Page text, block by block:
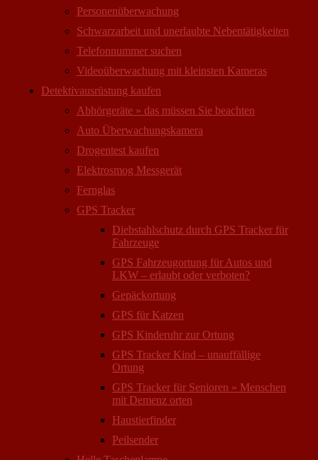
Personen­überwachung
Schwarzarbeit und unerlaubte Nebentätigkeiten
Telefonnummer suchen
Videoüberwachung mit kleinsten Kameras
Detektivausrüstung kaufen
Abhörgeräte » das müssen Sie beachten
Auto Überwachungs­kamera
Drogentest kaufen
Elektrosmog Messgerät
Fernglas
GPS Tracker
Diebstahlschutz durch GPS Tracker für
Fahrzeuge
GPS Fahrzeugortung für Autos und
LKW – erlaubt oder verboten?
Gepäckortung
GPS für Katzen
GPS Kinderuhr zur Ortung
GPS Tracker Kind – unauffällige
Ortung
GPS Tracker für Senioren » Menschen
mit Demenz orten
Haustierfinder
Peilsender